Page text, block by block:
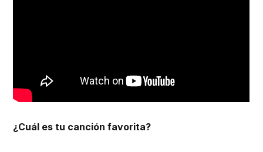
¿Cuál es tu canción favorita?